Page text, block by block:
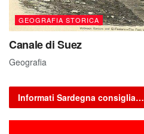
GEOGRAFIA STORICA
Canale di Suez
Geografia
Informati Sardegna consiglia…